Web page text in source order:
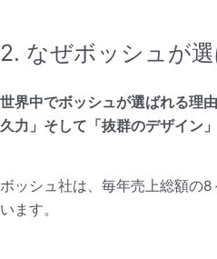
2. なぜボッシュが
世界中でボッシュが選ばれる理
久力」そして「抜群のデザイン
ボッシュ社は、毎年売上総額の
います。